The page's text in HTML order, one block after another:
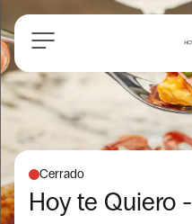
Cerrado
Hoy te Quiero -